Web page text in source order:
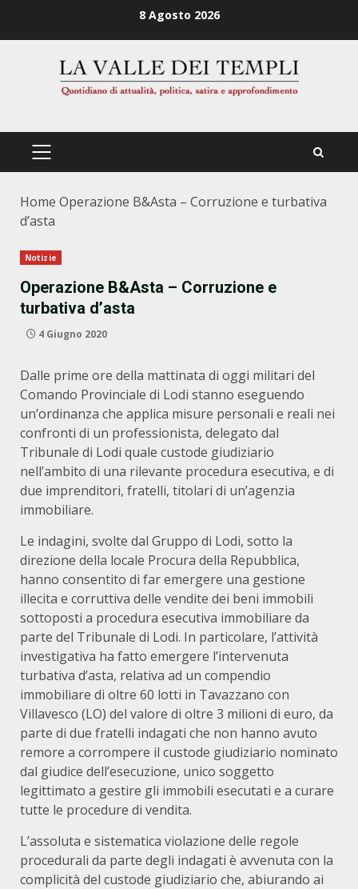
8 Agosto 2026
PRIMÄRES
Home Operazione B&Asta – Corruzione e turbativa
d’asta
Notizie
Operazione B&Asta – Corruzione e
turbativa d’asta
4 Giugno 2020
Dalle prime ore della mattinata di oggi militari del
Comando Provinciale di Lodi stanno eseguendo
un’ordinanza che applica misure personali e reali nei
confronti di un professionista, delegato dal
Tribunale di Lodi quale custode giudiziario
nell’ambito di una rilevante procedura esecutiva, e di
due imprenditori, fratelli, titolari di un’agenzia
immobiliare.
Le indagini, svolte dal Gruppo di Lodi, sotto la
direzione della locale Procura della Repubblica,
hanno consentito di far emergere una gestione
illecita e corruttiva delle vendite dei beni immobili
sottoposti a procedura esecutiva immobiliare da
parte del Tribunale di Lodi. In particolare, l’attività
investigativa ha fatto emergere l’intervenuta
turbativa d’asta, relativa ad un compendio
immobiliare di oltre 60 lotti in Tavazzano con
Villavesco (LO) del valore di oltre 3 milioni di euro, da
parte di due fratelli indagati che non hanno avuto
remore a corrompere il custode giudiziario nominato
dal giudice dell’esecuzione, unico soggetto
legittimato a gestire gli immobili esecutati e a curare
tutte le procedure di vendita.
L’assoluta e sistematica violazione delle regole
procedurali da parte degli indagati è avvenuta con la
complicità del custode giudiziario che, abiurando ai